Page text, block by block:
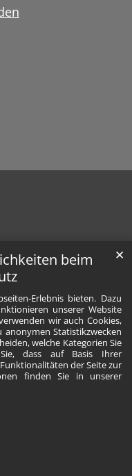
beim
Erlebnis bieten. Dazu
unserer Website
wir auch Cookies,
Statistikzwecken
welche Kategorien Sie
dass auf Basis Ihrer
der Seite zur
finden Sie in unserer
✕